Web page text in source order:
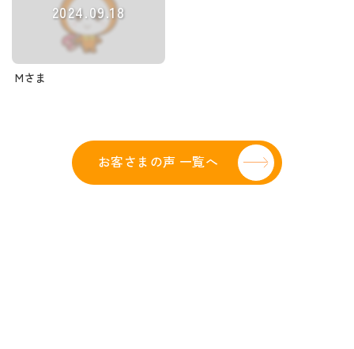
2024.09.18
Mさま
お客さまの声 一覧へ